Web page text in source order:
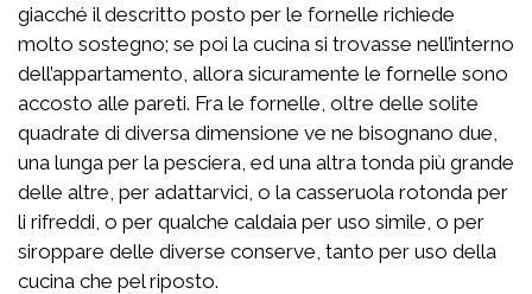
giacché il descritto posto per le fornelle richiede
molto sostegno; se poi la cucina si trovasse nell’interno
dell’appartamento, allora sicuramente le fornelle sono
accosto alle pareti. Fra le fornelle, oltre delle solite
quadrate di diversa dimensione ve ne bisognano due,
una lunga per la pesciera, ed una altra tonda più grande
delle altre, per adattarvici, o la casseruola rotonda per
li rifreddi, o per qualche caldaia per uso simile, o per
siroppare delle diverse conserve, tanto per uso della
cucina che pel riposto.